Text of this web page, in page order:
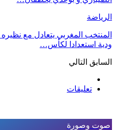
الرياضة
المنتخب المغربي يتعادل مع
ودية استعدادا لكأس…
السابق التالي
تعليقات
صوت وصورة